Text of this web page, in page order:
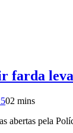
farda
02 mins
abertas pela